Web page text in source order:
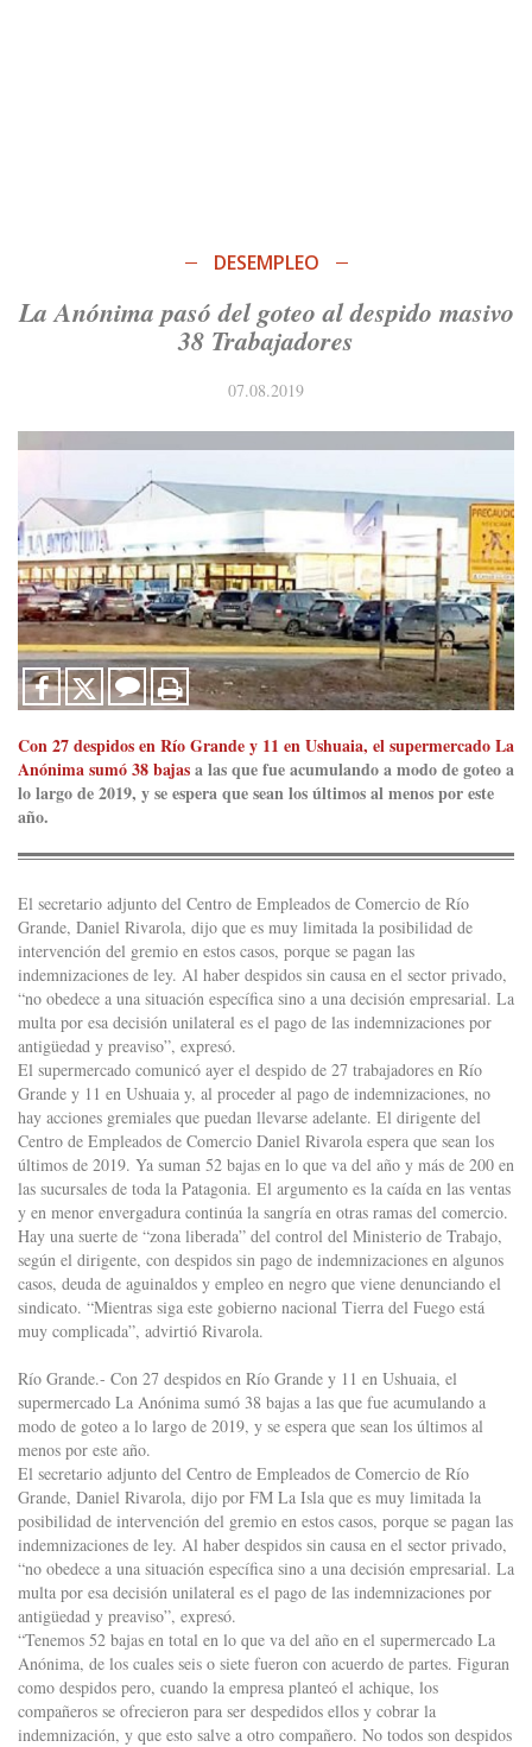
DESEMPLEO
La Anónima pasó del goteo al despido masivo
38 Trabajadores
07.08.2019
Con 27 despidos en Río Grande y 11 en Ushuaia, el supermercado La
Anónima sumó 38 bajasa las que fue acumulando a modo de goteo a
lo largo de 2019, y se espera que sean los últimos al menos por este
año.
El secretario adjunto del Centro de Empleados de Comercio de Río
Grande, Daniel Rivarola, dijo que es muy limitada la posibilidad de
intervención del gremio en estos casos, porque se pagan las
indemnizaciones de ley. Al haber despidos sin causa en el sector privado,
“no obedece a una situación específica sino a una decisión empresarial. La
multa por esa decisión unilateral es el pago de las indemnizaciones por
antigüedad y preaviso”, expresó.
El supermercado comunicó ayer el despido de 27 trabajadores en Río
Grande y 11 en Ushuaia y, al proceder al pago de indemnizaciones, no
hay acciones gremiales que puedan llevarse adelante. El dirigente del
Centro de Empleados de Comercio Daniel Rivarola espera que sean los
últimos de 2019. Ya suman 52 bajas en lo que va del año y más de 200 en
las sucursales de toda la Patagonia. El argumento es la caída en las ventas
y en menor envergadura continúa la sangría en otras ramas del comercio.
Hay una suerte de “zona liberada” del control del Ministerio de Trabajo,
según el dirigente, con despidos sin pago de indemnizaciones en algunos
casos, deuda de aguinaldos y empleo en negro que viene denunciando el
sindicato. “Mientras siga este gobierno nacional Tierra del Fuego está
muy complicada”, advirtió Rivarola.
Río Grande.- Con 27 despidos en Río Grande y 11 en Ushuaia, el
supermercado La Anónima sumó 38 bajas a las que fue acumulando a
modo de goteo a lo largo de 2019, y se espera que sean los últimos al
menos por este año.
El secretario adjunto del Centro de Empleados de Comercio de Río
Grande, Daniel Rivarola, dijo por FM La Isla que es muy limitada la
posibilidad de intervención del gremio en estos casos, porque se pagan las
indemnizaciones de ley. Al haber despidos sin causa en el sector privado,
“no obedece a una situación específica sino a una decisión empresarial. La
multa por esa decisión unilateral es el pago de las indemnizaciones por
antigüedad y preaviso”, expresó.
“Tenemos 52 bajas en total en lo que va del año en el supermercado La
Anónima, de los cuales seis o siete fueron con acuerdo de partes. Figuran
como despidos pero, cuando la empresa planteó el achique, los
compañeros se ofrecieron para ser despedidos ellos y cobrar la
indemnización, y que esto salve a otro compañero. No todos son despidos